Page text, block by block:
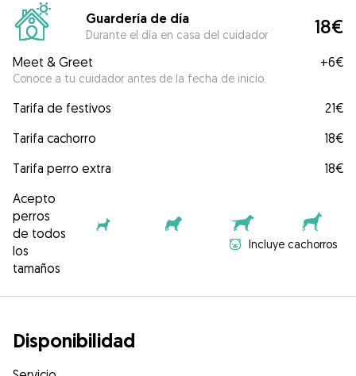
Guardería de día
Durante el día en casa del cuidador 18€
Meet & Greet
Conoce a tu cuidador antes de la fecha de inicio.
+6€
Tarifa de festivos
21€
Tarifa cachorro
18€
Tarifa perro extra
18€
Acepto
perros
de todos
los
tamaños
Incluye cachorros
Disponibilidad